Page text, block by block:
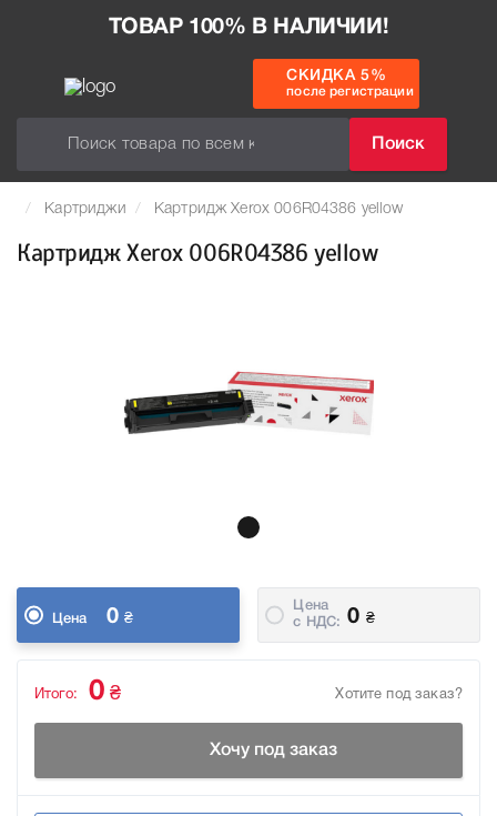
ТОВАР 100% В НАЛИЧИИ!
Поиск
СКИДКА 5%
после регистрации
Картриджи Картридж Xerox 006R04386 yellow
Картридж Xerox 006R04386 yellow
Цена 0 ₴
Цена
c НДС:
0 ₴
Хотите под заказ?
Итого: 0 ₴
Хочу под заказ